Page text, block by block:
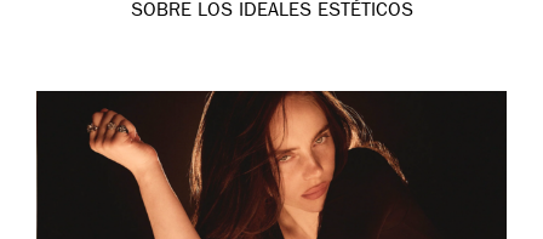
SOBRE LOS IDEALES ESTÉTICOS